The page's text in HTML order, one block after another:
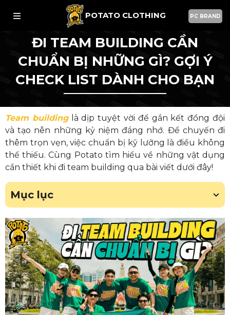
POTATO CLOTHING PC BRAND
ĐI TEAM BUILDING CẦN
CHUẨN BỊ NHỮNG GÌ? GỢI Ý
CHECK LIST DÀNH CHO BẠN
Team buildinglà dịp tuyệt vời để gắn kết đồng đội
và tạo nên những kỷ niệm đáng nhớ. Để chuyến đi
thêm trọn vẹn, việc chuẩn bị kỹ lưỡng là điều không
thể thiếu. Cùng Potato tìm hiểu về những vật dụng
cần thiết khi đi team building qua bài viết dưới đây!
Mục lục